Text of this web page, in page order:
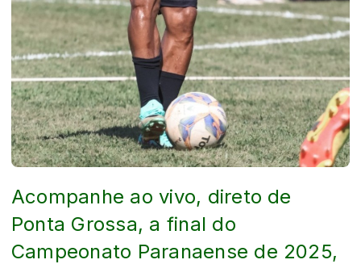
Acompanhe ao vivo, direto de
Ponta Grossa, a final do
Campeonato Paranaense de 2025,